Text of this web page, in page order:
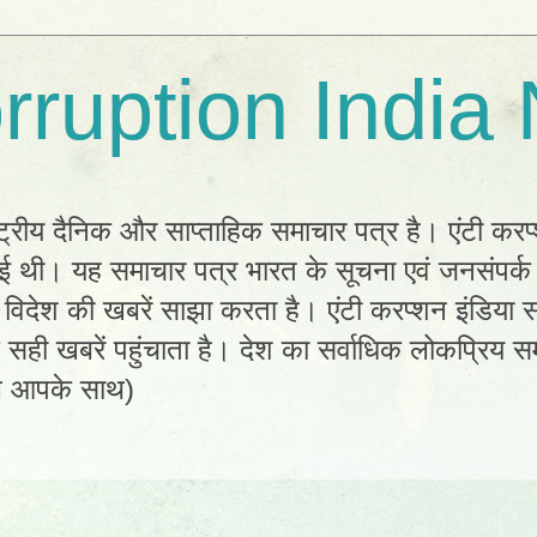
India
दैनिक और साप्ताहिक समाचार पत्र है। एंटी
थी। यह समाचार पत्र भारत के सूचना एवं
की खबरें साझा करता है। एंटी करप्शन इंडिया
खबरें पहुंचाता है। देश का सर्वाधिक लोकप्रिय
आपके साथ)